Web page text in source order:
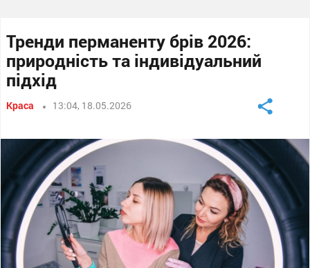
Тренди перманенту брів 2026:
природність та індивідуальний
підхід
Краса 13:04, 18.05.2026